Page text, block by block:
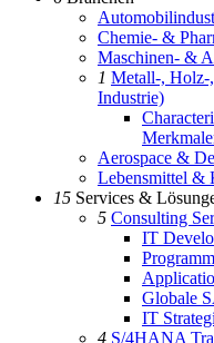
Chemie- &
Maschinen- &
1 Metall-, Holz-
Industrie)
Aerospace &
Lebensmittel &
15 Services &
5 Consulting
IT
Globale
IT
4 S/4HANA